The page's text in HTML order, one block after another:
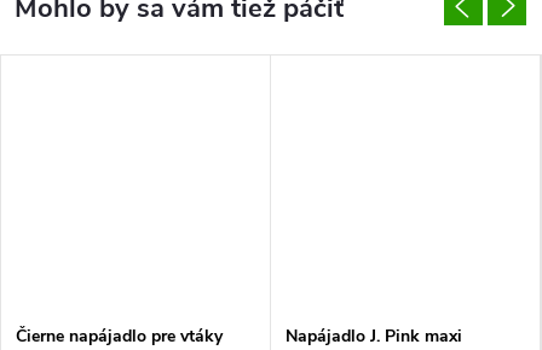
Čierne napájadlo pre vtáky Napájadlo J. Pink maxi